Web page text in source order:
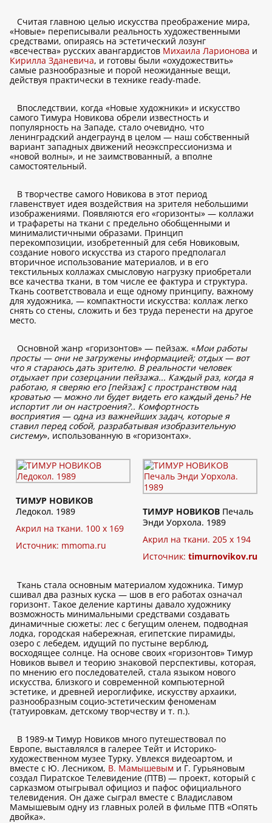
Считая главною целью искусства преображение мира,
«Новые» переписывали реальность художественными
средствами, опираясь на эстетический лозунг
«всечества» русских авангардистов Михаила Ларионова и
Кирилла Зданевича, и готовы были «охудожествить»
самые разнообразные и порой неожиданные вещи,
действуя практически в технике ready-made.
Впоследствии, когда «Новые художники» и искусство
самого Тимура Новикова обрели известность и
популярность на Западе, стало очевидно, что
ленинградский андеграунд в целом — наш собственный
вариант западных движений неоэкспрессионизма и
«новой волны», и не заимствованный, а вполне
самостоятельный.
В творчестве самого Новикова в этот период
главенствует идея воздействия на зрителя небольшими
изображениями. Появляются его «горизонты» — коллажи
и трафареты на ткани с предельно обобщенными и
минималистичными образами. Принцип
перекомпозиции, изобретенный для себя Новиковым,
создание нового искусства из старого предполагал
вторичное использование материалов, и в его
текстильных коллажах смысловую нагрузку приобретали
все качества ткани, в том числе ее фактура и структура.
Ткань соответствовала и еще одному принципу, важному
для художника, — компактности искусства: коллаж легко
снять со стены, сложить и без труда перенести на другое
место.
Основной жанр «горизонтов» — пейзаж. «Мои работы
просты — они не загружены информацией; отдых — вот
что я стараюсь дать зрителю. В реальности человек
отдыхает при созерцании пейзажа... Каждый раз, когда я
работаю, я сверяю его [пейзаж] с пространством над
кроватью — можно ли будет видеть его каждый день? Не
испортит ли он настроения?.. Комфортность
восприятия — одна из важнейших задач, которые я
ставил перед собой, разрабатывая изобразительную
систему», использованную в «горизонтах».
ТИМУР НОВИКОВ
Ледокол. 1989
Акрил на ткани. 100 х 169
Источник: mmoma.ru
ТИМУР НОВИКОВ Печаль
Энди Уорхола. 1989
Акрил на ткани. 205 х 194
Источник: timurnovikov.ru
Ткань стала основным материалом художника. Тимур
сшивал два разных куска — шов в его работах означал
горизонт. Такое деление картины давало художнику
возможность минимальными средствами создавать
динамичные сюжеты: лес с бегущим оленем, подводная
лодка, городская набережная, египетские пирамиды,
озеро с лебедем, идущий по пустыне верблюд,
восходящее солнце. На основе своих «горизонтов» Тимур
Новиков вывел и теорию знаковой перспективы, которая,
по мнению его последователей, стала языком нового
искусства, близкого и современной компьютерной
эстетике, и древней иероглифике, искусству архаики,
разнообразным социо-эстетическим феноменам
(татуировкам, детскому творчеству и т. п.).
В 1989-м Тимур Новиков много путешествовал по
Европе, выставлялся в галерее Тейт и Историко-
художественном музее Турку. Увлекся видеоартом, и
вместе с Ю. Лесником, В. Мамышевым и Г. Гурьяновым
создал Пиратское Телевидение (ПТВ) — проект, который с
сарказмом отыгрывал официоз и пафос официального
телевидения. Он даже сыграл вместе с Владиславом
Мамышевым одну из главных ролей в фильме ПТВ «Опять
двойка».